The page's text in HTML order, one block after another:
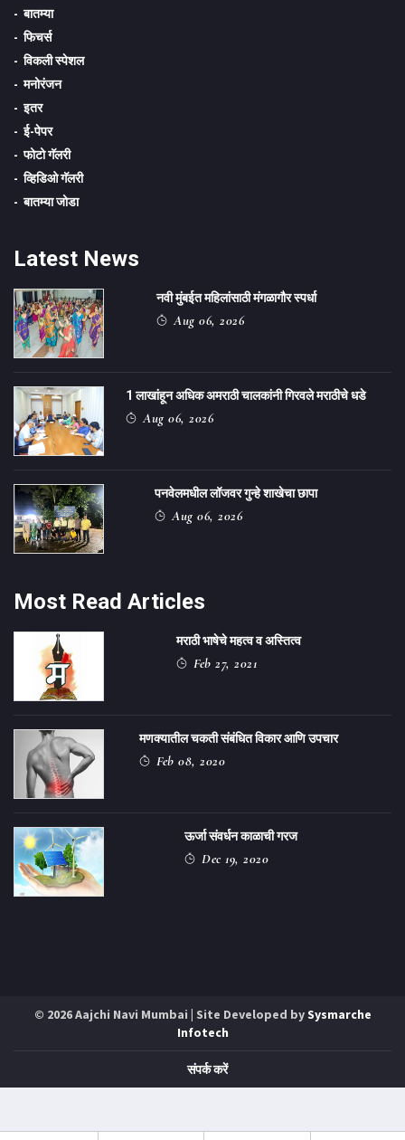
बातम्या
फिचर्स
विकली स्पेशल
मनोरंजन
इतर
ई-पेपर
फोटो गॅलरी
व्हिडिओ गॅलरी
बातम्या जोडा
Latest News
नवी मुंबईत महिलांसाठी मंगळागौर स्पर्धा
Aug 06, 2026
1 लाखांहून अधिक अमराठी चालकांनी गिरवले मराठीचे धडे
Aug 06, 2026
पनवेलमधील लॉजवर गुन्हे शाखेचा छापा
Aug 06, 2026
Most Read Articles
मराठी भाषेचे महत्व व अस्तित्व
Feb 27, 2021
मणक्यातील चकती संबंधित विकार आणि उपचार
Feb 08, 2020
ऊर्जा संवर्धन काळाची गरज
Dec 19, 2020
© 2026 Aajchi Navi Mumbai | Site Developed bySysmarche
Infotech
संपर्क करें